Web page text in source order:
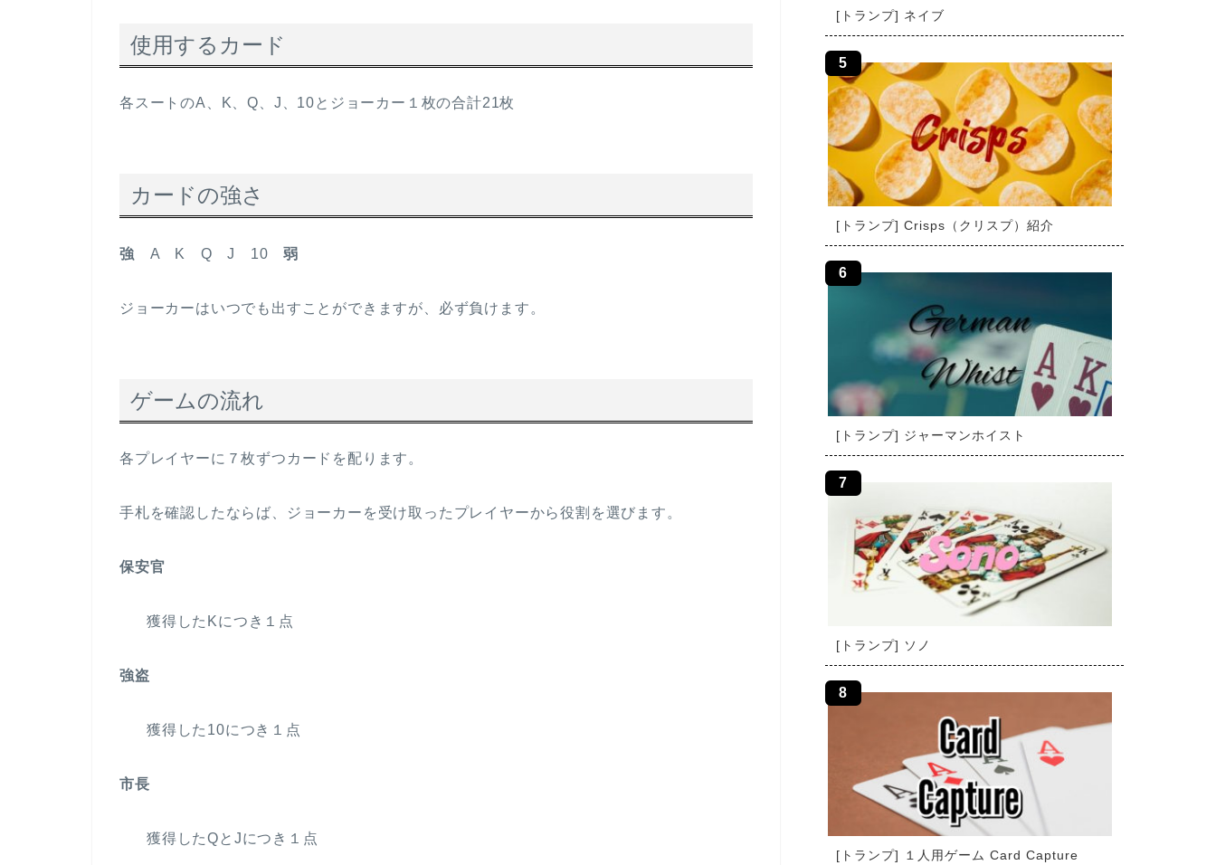
使用するカード
各スートのA、K、Q、J、10とジョーカー１枚の合計21枚
カードの強さ
強 A K Q J 10弱
ジョーカーはいつでも出すことができますが、必ず負けます。
ゲームの流れ
各プレイヤーに７枚ずつカードを配ります。
手札を確認したならば、ジョーカーを受け取ったプレイヤーから役割を選びます。
保安官
獲得したKにつき１点
強盗
獲得した10につき１点
市長
獲得したQとJにつき１点
[トランプ] ネイブ
[トランプ] Crisps（クリスプ）紹介
[トランプ] ジャーマンホイスト
[トランプ] ソノ
[トランプ] １人用ゲーム Card Capture